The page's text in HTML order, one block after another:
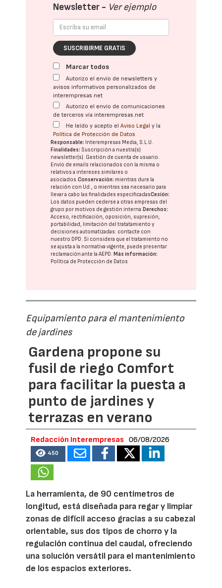
Newsletter - Ver ejemplo
SUSCRIBIRME GRATIS
Marcar todos
Autorizo el envío de newsletters y
avisos informativos personalizados de
interempresas.net
Autorizo el envío de comunicaciones
de terceros vía interempresas.net
He leído y acepto elAviso Legal y la
Política de Protección de Datos
Responsable: Interempresas Media, S.L.U.
Finalidades: Suscripción a nuestra(s)
newsletter(s). Gestión de cuenta de usuario.
Envío de emails relacionados con la misma o
relativos a intereses similares o
asociados.Conservación: mientras dure la
relación con Ud., o mientras sea necesario para
llevar a cabo las finalidades especificadasCesión:
Los datos pueden cederse a otras empresas del
grupo por motivos de gestión interna.Derechos:
Acceso, rectificación, oposición, supresión,
portabilidad, limitación del tratatamiento y
decisiones automatizadas: contacte con
nuestro DPD. Si considera que el tratamiento no
se ajusta a la normativa vigente, puede presentar
reclamación ante laAEPD.Más información:
Política de Protección de Datos
Equipamiento para el mantenimiento
de jardines
Gardena propone su
fusil de riego Comfort
para facilitar la puesta a
punto de jardines y
terrazas en verano
Redacción Interempresas 06/08/2026
450
La herramienta, de 90 centímetros de
longitud, está diseñada para regar y limpiar
zonas de difícil acceso gracias a su cabezal
orientable, sus dos tipos de chorro y la
regulación continua del caudal, ofreciendo
una solución versátil para el mantenimiento
de los espacios exteriores.